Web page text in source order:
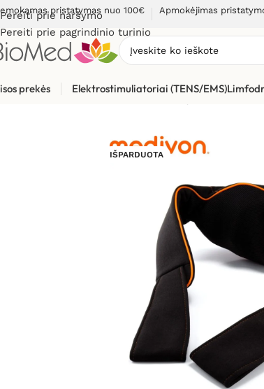
Pereiti prie naršymo
Pereiti prie pagrindinio turinio
pristatymas nuo 100€ Apmokėjimas
prekės Elektrostimuliatoriai (TENS/EMS)
Masažuokliai
IŠPARDUOTA